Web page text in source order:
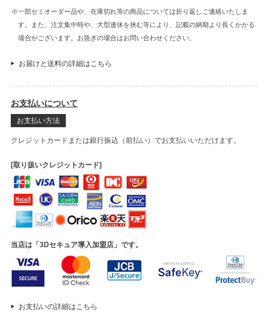
※一部セミオーダー品や、在庫切れ等の商品については折り返しご連絡いたしま
す。また、注文集中時や、大型連休を挟む等により、記載の納期より長くかかる
場合がございます。お急ぎの場合はお問い合わせください。
お届けと送料の詳細はこちら
お支払いについて
お支払い方法
クレジットカードまたは銀行振込（前払い）でお支払いいただけます。
[取り扱いクレジットカード]
当店は「3Dセキュア導入加盟店」です。
お支払いの詳細はこちら